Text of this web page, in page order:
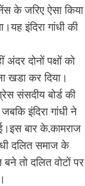
के जरिए ऐसा किया
इंदिरा गांधी की
दोनों पक्षों को
खडा कर दिया।
संसदीय बोर्ड की
इंदिरा गांधी ने
बार के.कामराज
दलित समाज के
बने तो दलित वोटों पर